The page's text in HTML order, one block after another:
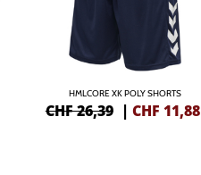
HMLCORE XK POLY SHORTS
CHF 26,39 | CHF 11,88